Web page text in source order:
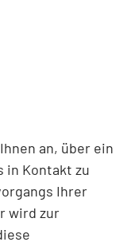
an, über ein
in Kontakt zu
Ihrer
wird zur